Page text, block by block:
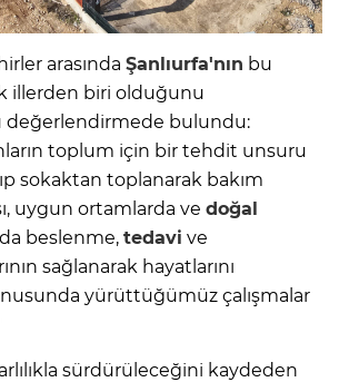
arasında Şanlıurfa'nın bu
illerden biri olduğunu
değerlendirmede bulundu:
toplum için bir tehdit unsuru
sokaktan toplanarak bakım
uygun ortamlarda ve doğal
beslenme, tedavi ve
sağlanarak hayatlarını
yürüttüğümüz çalışmalar
sürdürüleceğini kaydeden